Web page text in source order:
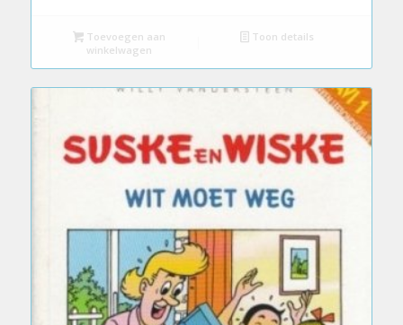
was:
€9.99.
is:
€5.99.
Toevoegen aan
winkelwagen
Toon details